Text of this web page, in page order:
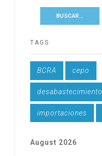
TAGS
BCRA cepo
desabastecimiento
importaciones
August 2026